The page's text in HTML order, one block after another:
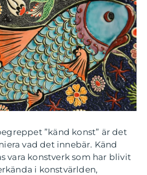
”känd konst” är det
vad det innebär. Känd
vara konstverk som har blivit
i konstvärlden,